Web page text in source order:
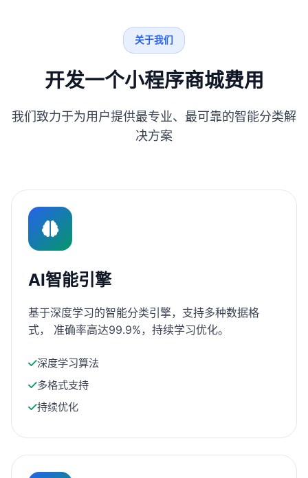
关于我们
开发一个小程序商城费用
我们致力于为用户提供最专业、最可靠的智能分类解
决方案
AI智能引擎
基于深度学习的智能分类引擎，支持多种数据格
式， 准确率高达99.9%，持续学习优化。
深度学习算法
多格式支持
持续优化